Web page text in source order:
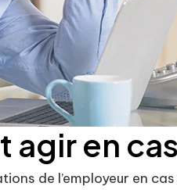
agir en
de l’employeur en